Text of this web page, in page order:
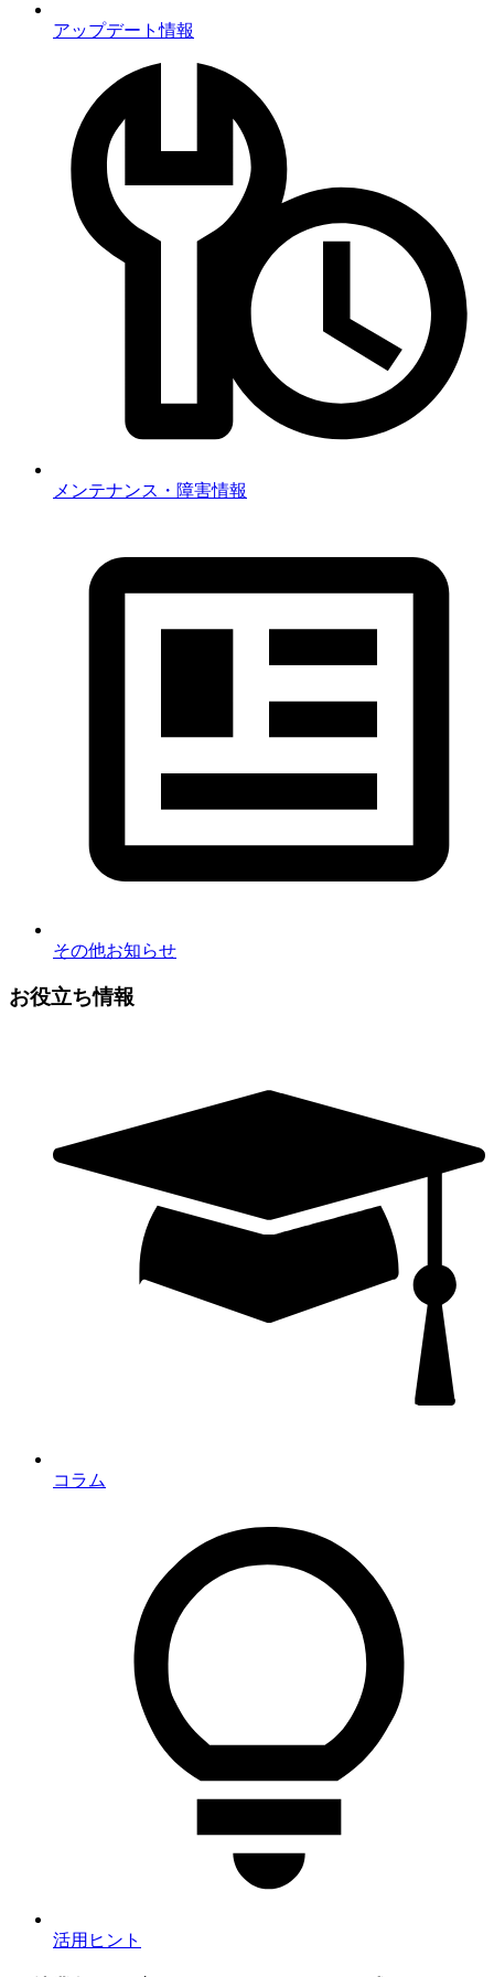
アップデート情報
メンテナンス・障害情報
その他お知らせ
お役立ち情報
コラム
活用ヒント